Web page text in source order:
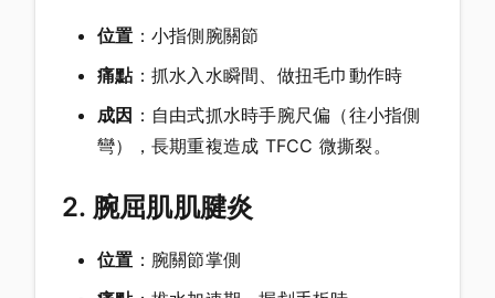
位置 ：小指側腕關節
痛點：抓水入水瞬間、做扭毛巾動作時
成因 ：自由式抓水時手腕尺偏（往小指側
彎），長期重複造成 TFCC 微撕裂。
2. 腕屈肌肌腱炎
位置 ：腕關節掌側